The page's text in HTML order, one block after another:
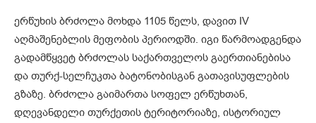
ერწუხის ბრძოლა მოხდა 1105 წელს, დავით IV
აღმაშენებლის მეფობის პერიოდში. იგი წარმოადგენდა
გადამწყვეტ ბრძოლას საქართველოს გაერთიანებისა
და თურქ-სელჩუკთა ბატონობისგან გათავისუფლების
გზაზე. ბრძოლა გაიმართა სოფელ ერწუხთან,
დღევანდელი თურქეთის ტერიტორიაზე, ისტორიულ